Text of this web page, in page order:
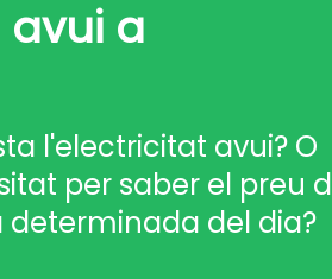
avui a
l'electricitat avui? O
per saber el preu
del dia?